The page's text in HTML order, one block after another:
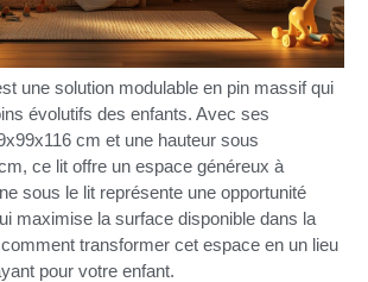
une solution modulable en pin massif qui
évolutifs des enfants. Avec ses
cm et une hauteur sous
ce lit offre un espace généreux à
sous le lit représente une opportunité
maximise la surface disponible dans la
transformer cet espace en un lieu
pour votre enfant.